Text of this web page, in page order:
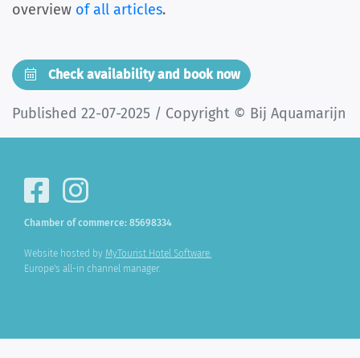
overview of all articles.
Check availability and book now
Published 22-07-2025 / Copyright © Bij Aquamarijn
Chamber of commerce: 85698334
Website hosted by MyTourist Hotel Software.
Europe's all-in channel manager.